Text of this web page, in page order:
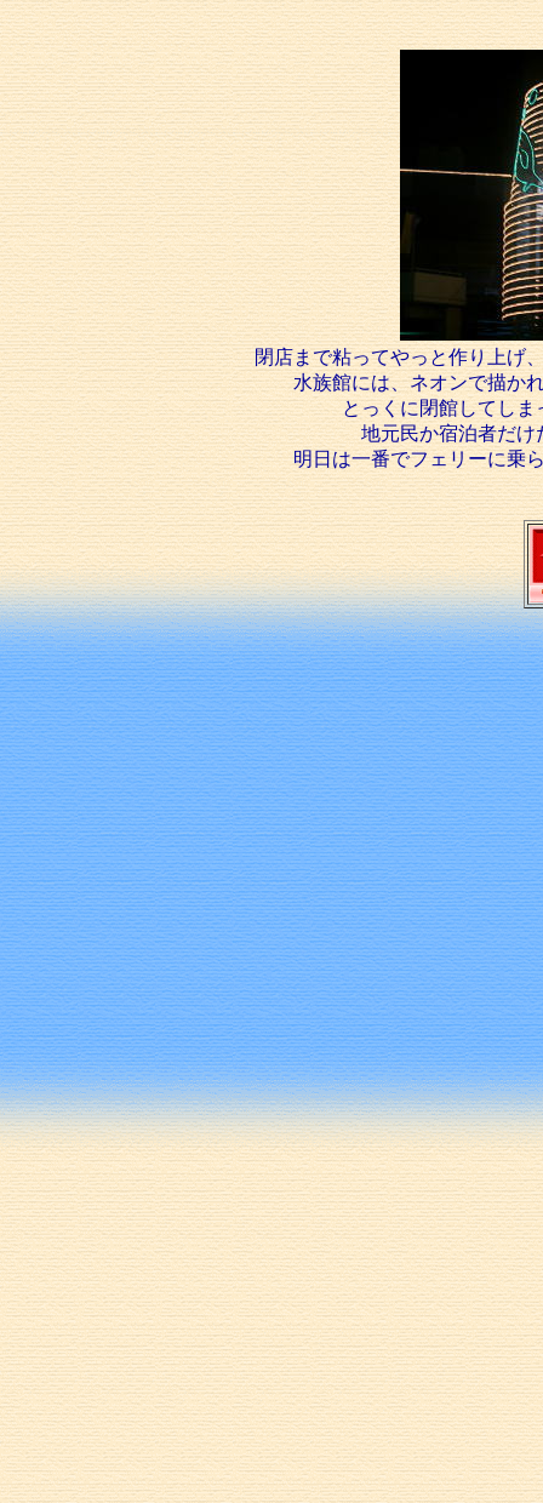
閉店まで粘ってやっと作り上げ
水族館には、ネオンで描か
とっくに閉館してし
地元民か宿泊者だけ
明日は一番でフェリーに乗